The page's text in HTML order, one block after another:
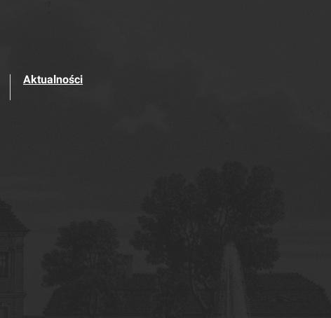
Aktualności